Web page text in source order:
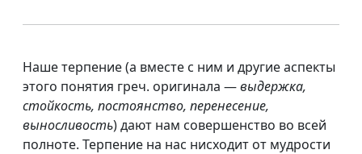
Наше терпение (а вместе с ним и другие аспекты
этого понятия греч. оригинала —выдержка,
стойкость, постоянство, перенесение,
выносливость) дают нам совершенство во всей
полноте. Терпение на нас нисходит от мудрости